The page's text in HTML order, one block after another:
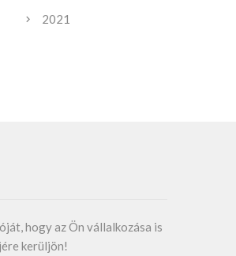
2021
hogy az Ön vállalkozása is
kerüljön!